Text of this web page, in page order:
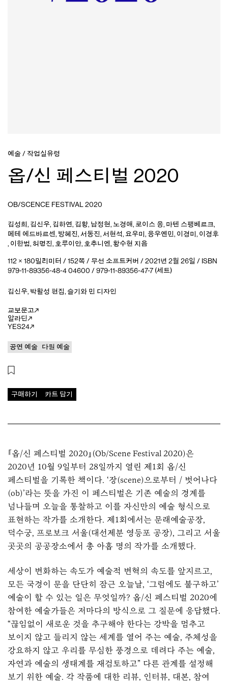
예술 / 작업실유령
옵/신 페스티벌 2020
OB/SCENCE FESTIVAL 2020
김성희 김신우 김하연 김황 남정현 노경애 로이스 응 마텐 스팽베르크
메테 에드바르센 방혜진 서동진 서현석 요우미 응우옌민 이경미 이경후
이한범 허명진 호루이안 호추니엔 황수현 지음
112 × 180밀리미터 / 152쪽 / 무선 소프트커버 / 2021년 2월 26일 / ISBN
979-11-89356-48-4 04600 / 979-11-89356-47-7 (세트)
김신우, 박활성 편집, 슬기와 민 디자인
교보문고
알라딘
YES24
공연 예술 다원 예술
카트 담기
구매하기
『옵/신 페스티벌 2020』(Ob/Scene Festival 2020)은
2020년 10월 9일부터 28일까지 열린 제1회 옵/신
페스티벌을 기록한 책이다. ‘장(scene)으로부터 / 벗어나다
(ob)’라는 뜻을 가진 이 페스티벌은 기존 예술의 경계를
넘나들며 오늘을 통찰하고 이를 자신만의 예술 형식으로
표현하는 작가를 소개한다. 제1회에서는 문래예술공장,
덕수궁, 프로보크 서울(대선제분 영등포 공장), 그리고 서울
곳곳의 공공장소에서 총 아홉 명의 작가를 소개했다.
세상이 변화하는 속도가 예술적 변혁의 속도를 앞지르고,
모든 국경이 문을 단단히 잠근 오늘날, ‘그럼에도 불구하고’
예술이 할 수 있는 일은 무엇일까? 옵/신 페스티벌 2020에
참여한 예술가들은 저마다의 방식으로 그 질문에 응답했다.
“끊임없이 새로운 것을 추구해야 한다는 강박을 멈추고
보이지 않고 들리지 않는 세계를 열어 주는 예술, 주체성을
강요하지 않고 우리를 무심한 풍경으로 데려다 주는 예술,
자연과 예술의 생태계를 재검토하고” 다른 관계를 설정해
보기 위한 예술. 각 작품에 대한 리뷰, 인터뷰, 대본, 참여